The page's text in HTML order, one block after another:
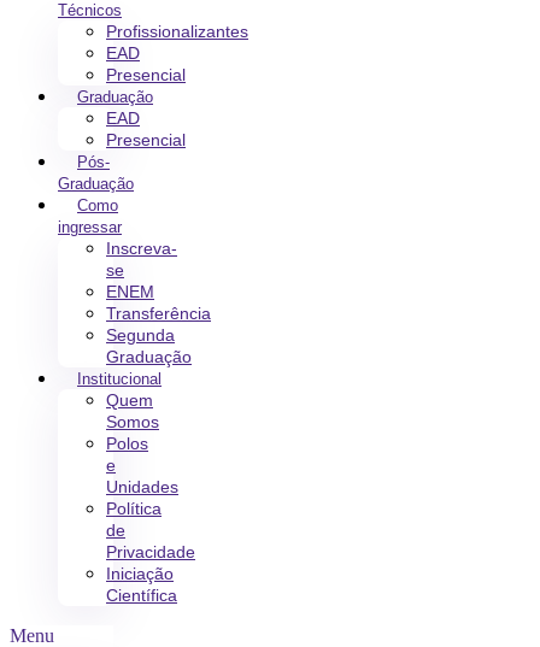
Técnicos
Profissionalizantes
EAD
Presencial
Graduação
EAD
Presencial
Pós-
Graduação
Como
ingressar
Inscreva-
se
ENEM
Transferência
Segunda
Graduação
Institucional
Quem
Somos
Polos
e
Unidades
Política
de
Privacidade
Iniciação
Científica
Menu